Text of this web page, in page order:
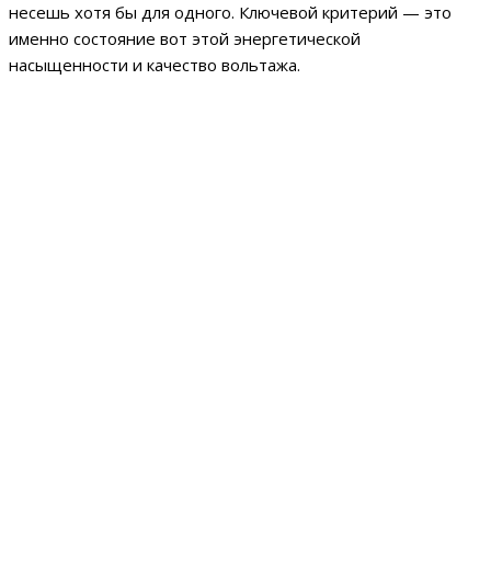
несешь хотя бы для одного. Ключевой критерий — это
именно состояние вот этой энергетической
насыщенности и качество вольтажа.